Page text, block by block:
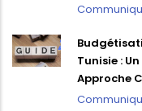
Tunisie :
Approche